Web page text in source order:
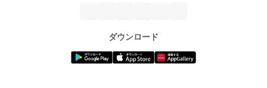
ダウンロード